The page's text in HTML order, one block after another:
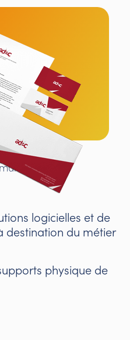
logicielles et de
destination du métier
physique de